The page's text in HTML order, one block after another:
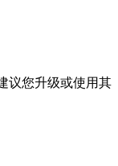
议您升级或使用其